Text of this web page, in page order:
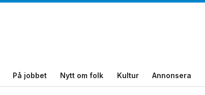
På jobbet Nytt om folk Kultur Annonsera